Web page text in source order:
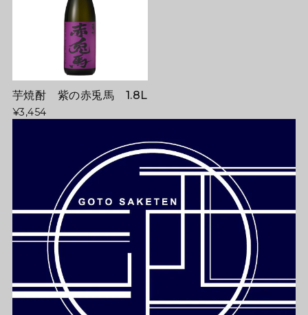
芋焼酎 紫の赤兎馬 1.8L
¥3,454